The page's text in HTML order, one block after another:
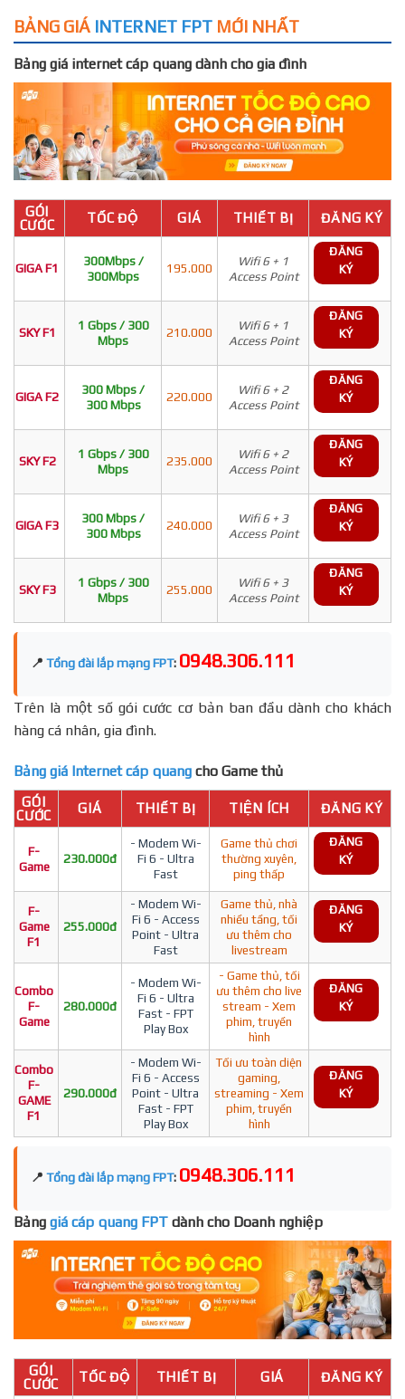
BẢNG GIÁ INTERNET FPT MỚI NHẤT
Bảng giá internet cáp quang dành cho gia đình
GÓI
CƯỚC
TỐC ĐỘ GIÁ THIẾT BỊ ĐĂNG KÝ
GIGA F1
300Mbps /
300Mbps
195.000
Wifi 6 + 1
Access Point
ĐĂNG
KÝ
SKY F1
1 Gbps / 300
Mbps
210.000
Wifi 6 + 1
Access Point
ĐĂNG
KÝ
GIGA F2
300 Mbps /
300 Mbps
220.000
Wifi 6 + 2
Access Point
ĐĂNG
KÝ
SKY F2
1 Gbps / 300
Mbps
235.000
Wifi 6 + 2
Access Point
ĐĂNG
KÝ
GIGA F3
300 Mbps /
300 Mbps
240.000
Wifi 6 + 3
Access Point
ĐĂNG
KÝ
SKY F3
1 Gbps / 300
Mbps
255.000
Wifi 6 + 3
Access Point
ĐĂNG
KÝ
📍 Tổng đài lắp mạng FPT: 0948.306.111
Trên là một số gói cước cơ bản ban đầu dành cho khách
hàng cá nhân, gia đình.
Bảng giá Internet cáp quang cho Game thủ
GÓI
CƯỚC
GIÁ THIẾT BỊ TIỆN ÍCH ĐĂNG KÝ
F-
Game
230.000đ
- Modem Wi-
Fi 6 - Ultra
Fast
Game thủ chơi
thường xuyên,
ping thấp
ĐĂNG
KÝ
F-
Game
F1
255.000đ
- Modem Wi-
Fi 6 - Access
Point - Ultra
Fast
Game thủ, nhà
nhiều tầng, tối
ưu thêm cho
livestream
ĐĂNG
KÝ
Combo
F-
Game
280.000đ
- Modem Wi-
Fi 6 - Ultra
Fast - FPT
Play Box
- Game thủ, tối
ưu thêm cho live
stream - Xem
phim, truyền
hình
ĐĂNG
KÝ
Combo
F-
GAME
F1
290.000đ
- Modem Wi-
Fi 6 - Access
Point - Ultra
Fast - FPT
Play Box
Tối ưu toàn diện
gaming,
streaming - Xem
phim, truyền
hình
ĐĂNG
KÝ
📍 Tổng đài lắp mạng FPT: 0948.306.111
Bảng giá cáp quang FPT dành cho Doanh nghiệp
GÓI
CƯỚC
TỐC ĐỘ THIẾT BỊ GIÁ ĐĂNG KÝ